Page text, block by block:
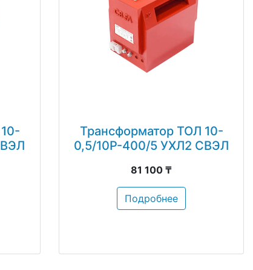
Трансформатор ТОЛ 10-
0,5/10Р-400/5 УХЛ2 СВЭЛ
81 100 ₸
Подробнее